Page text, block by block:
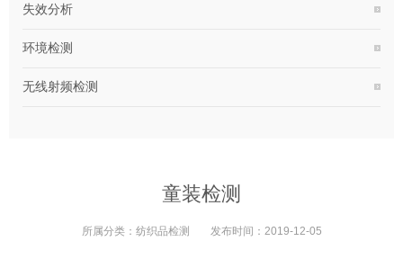
失效分析
环境检测
无线射频检测
童装检测
所属分类： 纺织品检测 发布时间： 2019-12-05